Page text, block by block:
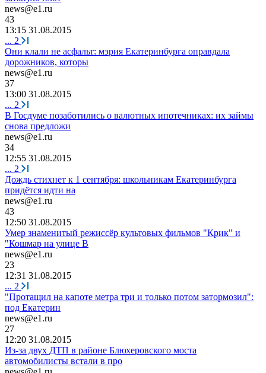
news@e1.ru
43
13:15 31.08.2015
... 2
Они клали не асфальт: мэрия Екатеринбурга оправдала
дорожников, которы
news@e1.ru
37
13:00 31.08.2015
... 2
В Госдуме позаботились о валютных ипотечниках: их займы
снова предложи
news@e1.ru
34
12:55 31.08.2015
... 2
Дождь стихнет к 1 сентября: школьникам Екатеринбурга
придётся идти на
news@e1.ru
43
12:50 31.08.2015
Умер знаменитый режиссёр культовых фильмов "Крик" и
"Кошмар на улице В
news@e1.ru
23
12:31 31.08.2015
... 2
"Протащил на капоте метра три и только потом затормозил":
под Екатерин
news@e1.ru
27
12:20 31.08.2015
Из-за двух ДТП в районе Блюхеровского моста
автомобилисты встали в про